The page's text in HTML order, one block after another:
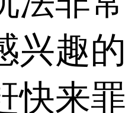
兴趣的
快来罪